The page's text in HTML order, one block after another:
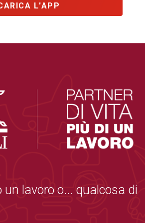
L'APP
un lavoro o... qualcosa di